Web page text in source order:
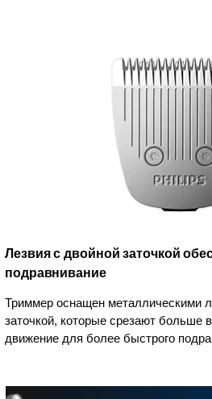
Лезвия с двойной заточкой
подравнивание
Триммер оснащен металлическими
заточкой, которые срезают больше
движение для более быстрого